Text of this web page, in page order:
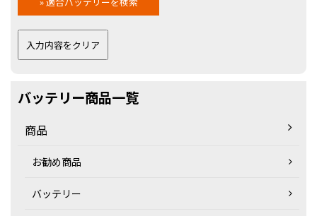
バッテリー商品一覧
商品
お勧め商品
バッテリー